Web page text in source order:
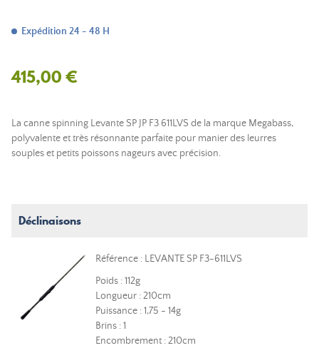
Expédition 24 - 48 H
415,00 €
La canne spinning Levante SP JP F3 611LVS de la marque Megabass,
polyvalente et très résonnante parfaite pour manier des leurres
souples et petits poissons nageurs avec précision.
Déclinaisons
Référence : LEVANTE SP F3-611LVS
Poids : 112g
Longueur : 210cm
Puissance : 1,75 - 14g
Brins : 1
Encombrement : 210cm